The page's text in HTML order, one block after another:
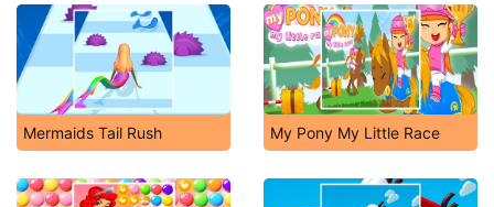
Mermaids Tail Rush My Pony My Little Race